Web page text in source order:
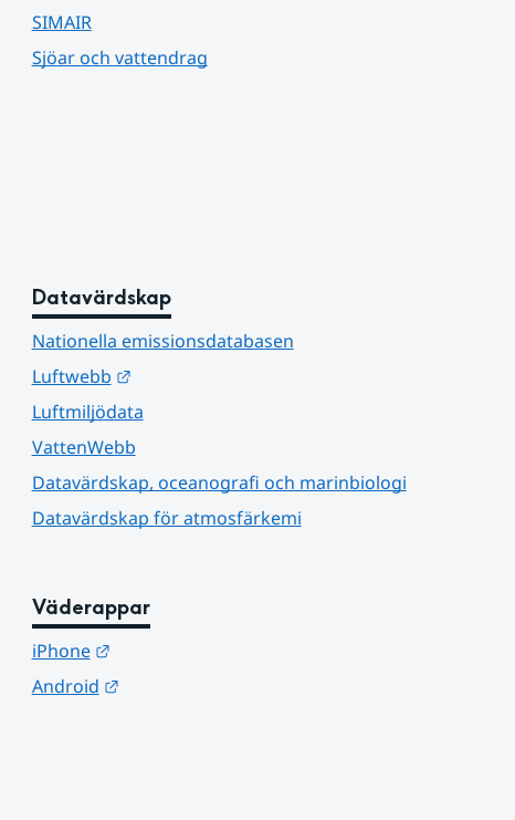
SIMAIR
Sjöar och vattendrag
Datavärdskap
Nationella emissionsdatabasen
Luftwebb
Länk till annan webbplats.
Luftmiljödata
VattenWebb
Datavärdskap, oceanografi och marinbiologi
Datavärdskap för atmosfärkemi
Väderappar
iPhone
Länk till annan webbplats.
Android
Länk till annan webbplats.